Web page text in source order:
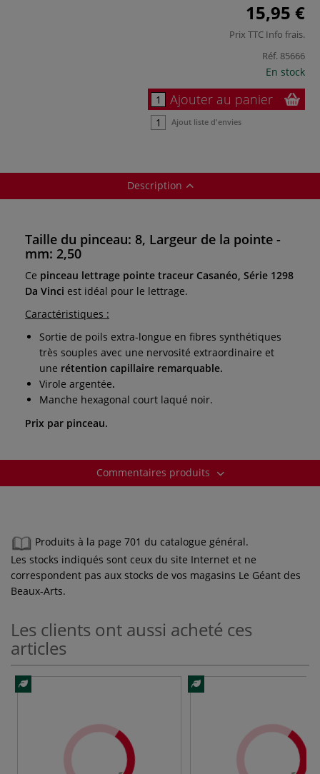
15,95 €
Prix TTC Info frais.
Réf. 85666
En stock
Ajouter au panier
Ajout liste d'envies
Description
Taille du pinceau: 8, Largeur de la pointe -
mm: 2,50
Ce pinceau lettrage pointe traceur Casanéo, Série 1298
Da Vinci est idéal pour le lettrage.
Caractéristiques :
Sortie de poils extra-longue en fibres synthétiques
très souples avec une nervosité extraordinaire et
une rétention capillaire remarquable.
Virole argentée.
Manche hexagonal court laqué noir.
Prix par pinceau.
Commentaires produits
Produits à la page 701 du catalogue général.
Les stocks indiqués sont ceux du site Internet et ne
correspondent pas aux stocks de vos magasins Le Géant des
Beaux-Arts.
Les clients ont aussi acheté ces
articles